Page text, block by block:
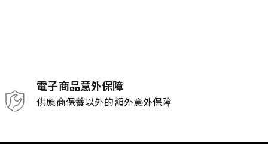
電子商品意外保障
供應商保養以外的額外意外保障